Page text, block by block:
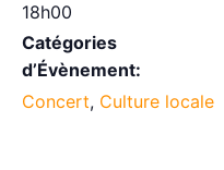
18h00
Catégories
d’Évènement:
Concert, Culture locale